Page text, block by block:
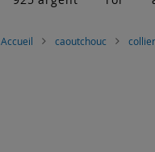
Accueil caoutchouc